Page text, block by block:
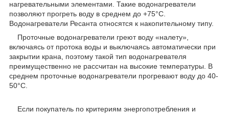
нагревательными элементами. Такие водонагреватели
позволяют прогреть воду в среднем до +75°С.
Водонагреватели Ресанта относятся к накопительному типу.
Проточные водонагреватели греют воду «налету»,
включаясь от протока воды и выключаясь автоматически при
закрытии крана, поэтому такой тип водонагревателя
преимущественно не рассчитан на высокие температуры. В
среднем проточные водонагреватели прогревают воду до 40-
50°С.
Если покупатель по критериям энергопотребления и